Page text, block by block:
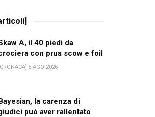
A, il 40 piedi da
con prua scow e foil
5 AGO 2026
la carenza di
può aver rallentato